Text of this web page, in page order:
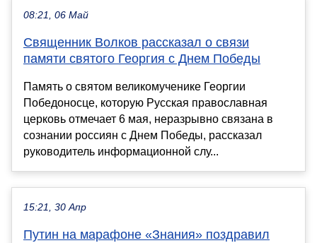
08:21, 06 Май
Священник Волков рассказал о связи
памяти святого Георгия с Днем Победы
Память о святом великомученике Георгии
Победоносце, которую Русская православная
церковь отмечает 6 мая, неразрывно связана в
сознании россиян с Днем Победы, рассказал
руководитель информационной слу...
15:21, 30 Апр
Путин на марафоне «Знания» поздравил